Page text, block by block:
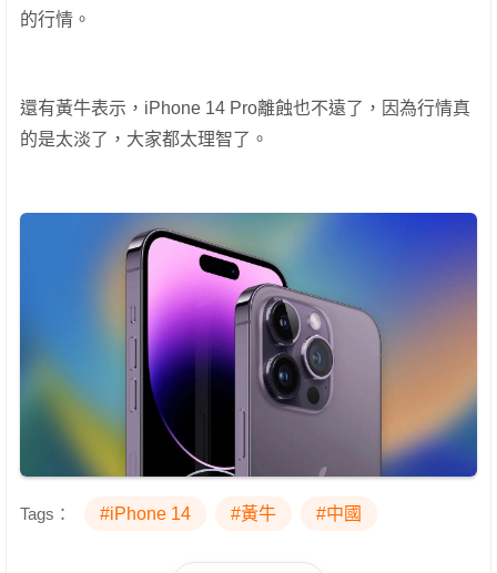
的行情。
還有黃牛表示，iPhone 14 Pro離蝕也不遠了，因為行情真
的是太淡了，大家都太理智了。
Tags： #iPhone 14 #黃牛 #中國